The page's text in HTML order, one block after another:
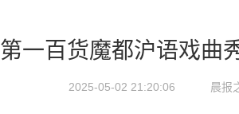
第一百货魔都沪语戏曲
2025-05-02 21:20:06 晨报